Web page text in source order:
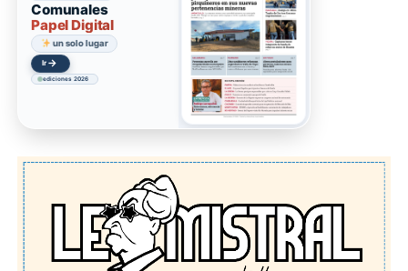
Comunales
Papel Digital
un solo lugar
Ir →
ediciones 2026